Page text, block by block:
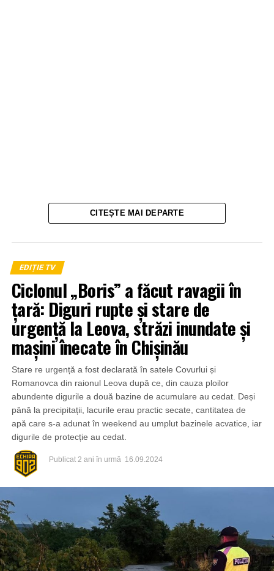
CITEȘTE MAI DEPARTE
EDIȚIE TV
Ciclonul „Boris” a făcut ravagii în
țară: Diguri rupte și stare de
urgență la Leova, străzi inundate și
mașini înecate în Chișinău
Stare re urgență a fost declarată în satele Covurlui și
Romanovca din raionul Leova după ce, din cauza ploilor
abundente digurile a două bazine de acumulare au cedat. Deși
până la precipitații, lacurile erau practic secate, cantitatea de
apă care s-a adunat în weekend au umplut bazinele acvatice, iar
digurile de protecție au cedat.
Publicat 2 ani în urmă 16.09.2024